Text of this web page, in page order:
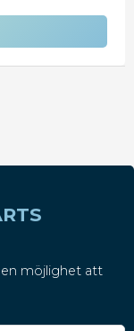
en möjlighet att